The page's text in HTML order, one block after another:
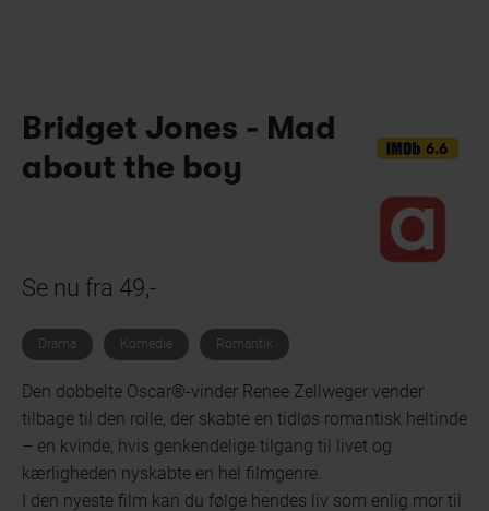
Bridget Jones - Mad
about the boy
6.6
Drama Komedie Romantik
Se nu fra 49,-
Den dobbelte Oscar®-vinder Renee Zellweger vender
tilbage til den rolle, der skabte en tidløs romantisk heltinde
– en kvinde, hvis genkendelige tilgang til livet og
kærligheden nyskabte en hel filmgenre.
I den nyeste film kan du følge hendes liv som enlig mor til